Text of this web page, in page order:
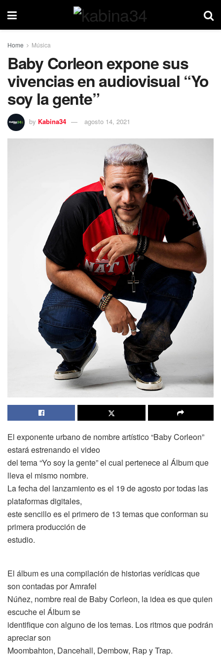
Home Música
Baby Corleon expone sus
vivencias en audiovisual “Yo
soy la gente”
by Kabina34 agosto 14, 2021
El exponente urbano de nombre artístico “Baby Corleon”
estará estrenando el video
del tema “Yo soy la gente” el cual pertenece al Álbum que
lleva el mismo nombre.
La fecha del lanzamiento es el 19 de agosto por todas las
plataformas digitales,
este sencillo es el primero de 13 temas que conforman su
primera producción de
estudio.
El álbum es una compilación de historias verídicas que
son contadas por Amrafel
Núñez, nombre real de Baby Corleon, la idea es que quien
escuche el Álbum se
identifique con alguno de los temas. Los ritmos que podrán
apreciar son
Moombahton, Dancehall, Dembow, Rap y Trap.